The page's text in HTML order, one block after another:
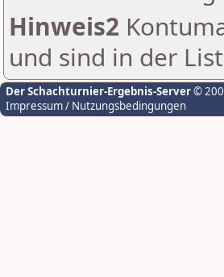
Hinweis2
und sind in der
Der Schachturnier-Ergebnis-Server©
Impressum / Nutzungsbedingungen